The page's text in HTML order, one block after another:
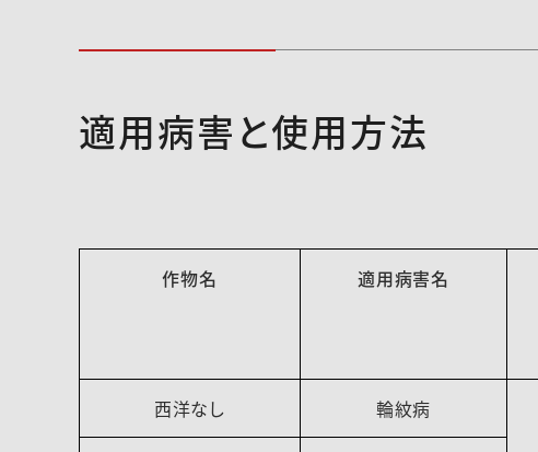
適用病害と使用方法
作物名 適用病害名
西洋なし 輪紋病